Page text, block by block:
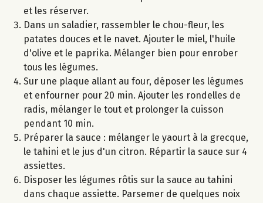
et les réserver.
Dans un saladier, rassembler le chou-fleur, les
patates douces et le navet. Ajouter le miel, l'huile
d'olive et le paprika. Mélanger bien pour enrober
tous les légumes.
Sur une plaque allant au four, déposer les légumes
et enfourner pour 20 min. Ajouter les rondelles de
radis, mélanger le tout et prolonger la cuisson
pendant 10 min.
Préparer la sauce : mélanger le yaourt à la grecque,
le tahini et le jus d'un citron. Répartir la sauce sur 4
assiettes.
Disposer les légumes rôtis sur la sauce au tahini
dans chaque assiette. Parsemer de quelques noix